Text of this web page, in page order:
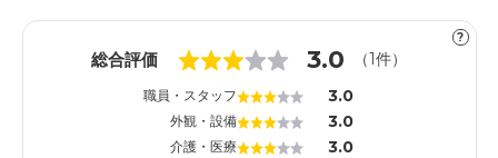
?
総合評価 3.0 （1件）
職員・スタッフ 3.0
外観・設備 3.0
介護・医療 3.0